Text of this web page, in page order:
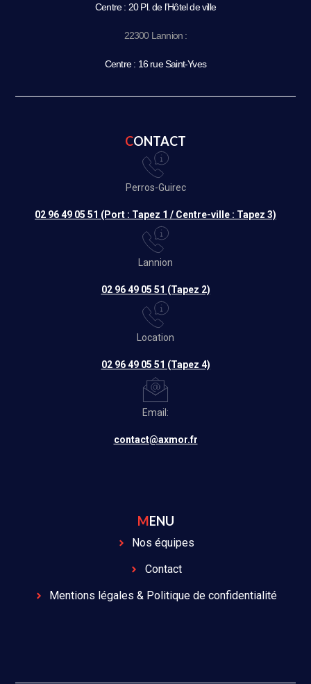
Centre : 20 Pl. de l’Hôtel de ville
22300 Lannion :
Centre : 16 rue Saint-Yves
CONTACT
Perros-Guirec
02 96 49 05 51 (Port : Tapez 1 / Centre-ville : Tapez 3)
Lannion
02 96 49 05 51 (Tapez 2)
Location
02 96 49 05 51 (Tapez 4)
Email:
contact@axmor.fr
MENU
Nos équipes
Contact
Mentions légales & Politique de confidentialité